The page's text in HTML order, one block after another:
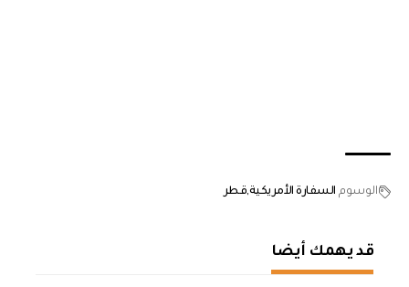
الوسوم السفارة الأمريكيةقطر
قد يهمك أيضا